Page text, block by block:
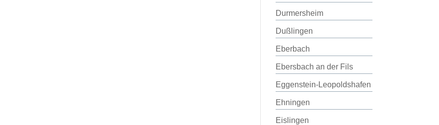
Durmersheim
Dußlingen
Eberbach
Ebersbach an der Fils
Eggenstein-Leopoldshafen
Ehningen
Eislingen